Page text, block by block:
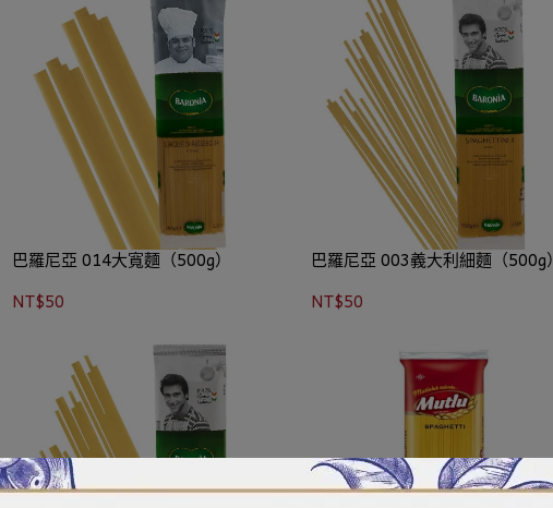
巴羅尼亞 014大寬麵（500g）
NT$50
巴羅尼亞 003義大利細麵（500g）
NT$50